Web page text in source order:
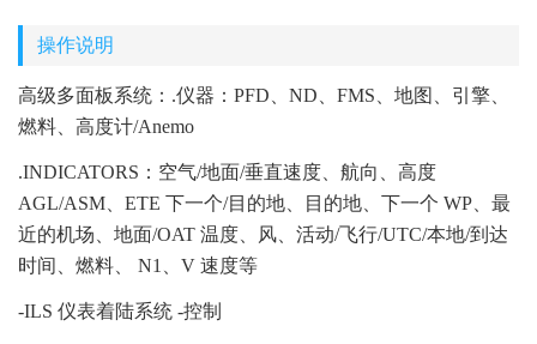
操作说明
高级多面板系统：.仪器：PFD、ND、FMS、地图、引擎、
燃料、高度计/Anemo
.INDICATORS：空气/地面/垂直速度、航向、高度
AGL/ASM、ETE 下一个/目的地、目的地、下一个 WP、最
近的机场、地面/OAT 温度、风、活动/飞行/UTC/本地/到达
时间、燃料、 N1、V 速度等
-ILS 仪表着陆系统 -控制